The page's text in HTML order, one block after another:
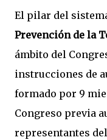
El pilar del
Prevención de la
ámbito del
instrucciones de
formado por 9
Congreso previa
representantes